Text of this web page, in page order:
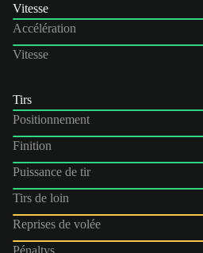
Vitesse
Accélération
Vitesse
Tirs
Positionnement
Finition
Puissance de tir
Tirs de loin
Reprises de volée
Pénaltys